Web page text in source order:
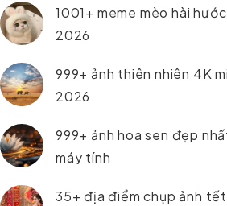
1001+ meme mèo hài
2026
999+ ảnh thiên nhiên 4K
2026
999+ ảnh hoa sen đẹp
máy tính
35+ địa điểm chụp ảnh